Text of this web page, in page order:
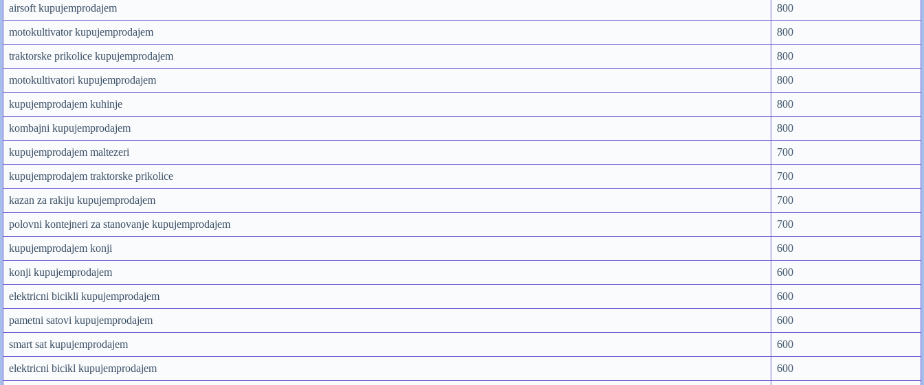
airsoft kupujemprodajem 800
motokultivator kupujemprodajem 800
traktorske prikolice kupujemprodajem 800
motokultivatori kupujemprodajem 800
kupujemprodajem kuhinje 800
kombajni kupujemprodajem 800
kupujemprodajem maltezeri 700
kupujemprodajem traktorske prikolice 700
kazan za rakiju kupujemprodajem 700
polovni kontejneri za stanovanje kupujemprodajem 700
kupujemprodajem konji 600
konji kupujemprodajem 600
elektricni bicikli kupujemprodajem 600
pametni satovi kupujemprodajem 600
smart sat kupujemprodajem 600
elektricni bicikl kupujemprodajem 600